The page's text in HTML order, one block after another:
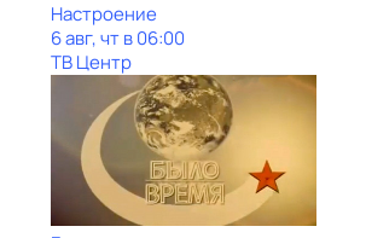
Настроение
6 авг, чт в 06:00
ТВ Центр